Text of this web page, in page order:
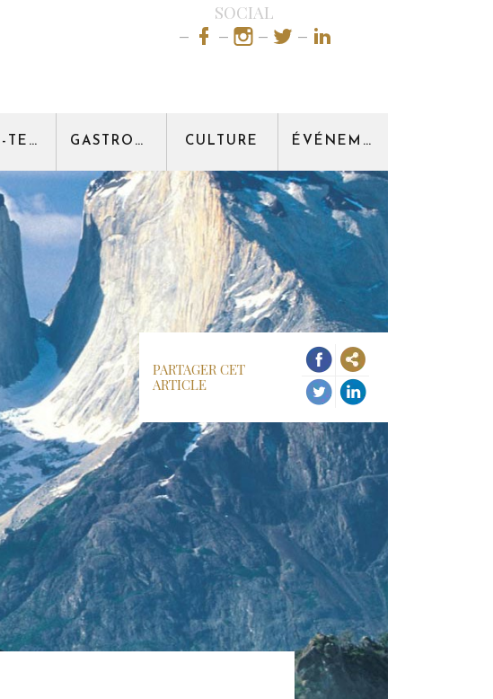
SOCIAL
HIGH-TECH GASTRONOMIE CULTURE ÉVÉNEMENT
PARTAGER CET
ARTICLE